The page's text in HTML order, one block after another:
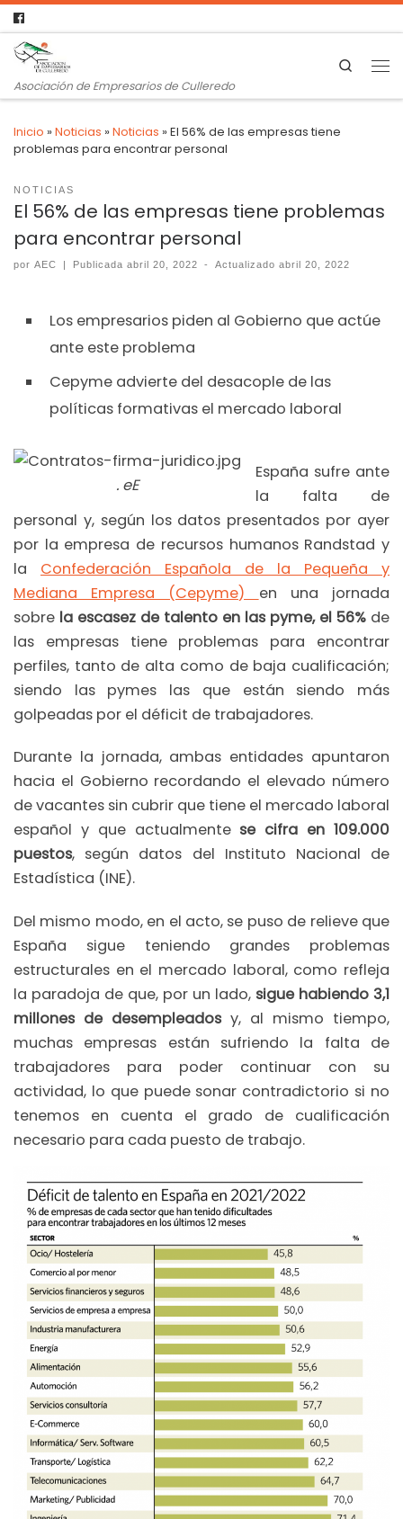
Asociación de Empresarios de Culleredo
Search
Inicio »Noticias »Noticias »El 56% de las empresas tiene
problemas para encontrar personal
NOTICIAS
El 56% de las empresas tiene problemas
para encontrar personal
por AEC | Publicadaabril 20, 2022 - Actualizadoabril 20, 2022
Los empresarios piden al Gobierno que actúe
ante este problema
Cepyme advierte del desacople de las
políticas formativas el mercado laboral
. eE
España sufre ante
la falta de
personal y, según los datos presentados por ayer
por la empresa de recursos humanos Randstad y
la Confederación Española de la Pequeña y
Mediana Empresa (Cepyme) en una jornada
sobre la escasez de talento en las pyme, el 56% de
las empresas tiene problemas para encontrar
perfiles, tanto de alta como de baja cualificación;
siendo las pymes las que están siendo más
golpeadas por el déficit de trabajadores.
Durante la jornada, ambas entidades apuntaron
hacia el Gobierno recordando el elevado número
de vacantes sin cubrir que tiene el mercado laboral
español y que actualmente se cifra en 109.000
puestos, según datos del Instituto Nacional de
Estadística (INE).
Del mismo modo, en el acto, se puso de relieve que
España sigue teniendo grandes problemas
estructurales en el mercado laboral, como refleja
la paradoja de que, por un lado, sigue habiendo 3,1
millones de desempleados y, al mismo tiempo,
muchas empresas están sufriendo la falta de
trabajadores para poder continuar con su
actividad, lo que puede sonar contradictorio si no
tenemos en cuenta el grado de cualificación
necesario para cada puesto de trabajo.